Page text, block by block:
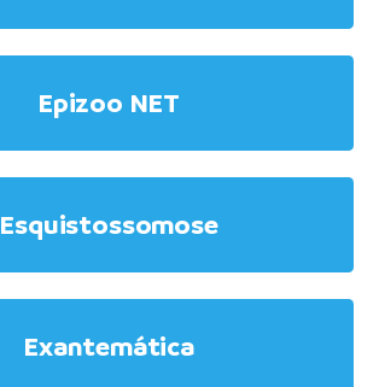
Epizoo NET
Esquistossomose
Exantemática